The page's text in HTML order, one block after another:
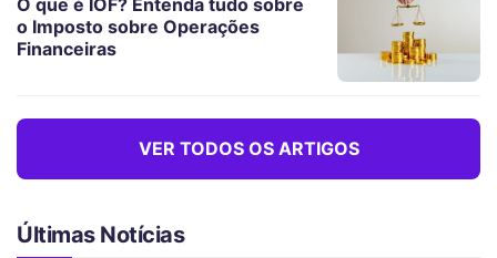
o Imposto sobre Operações
Financeiras
VER TODOS OS ARTIGOS
Últimas Notícias